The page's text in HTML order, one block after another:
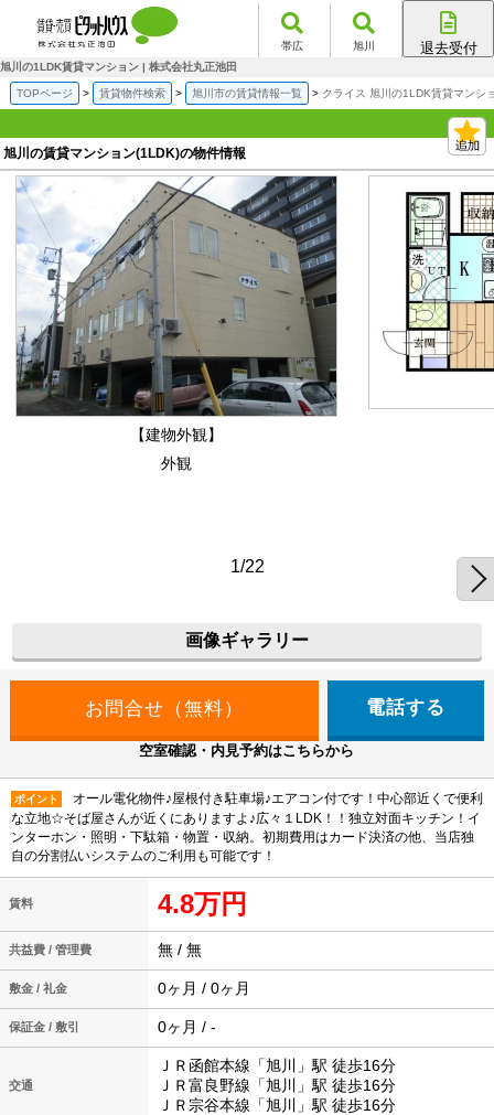
帯広 旭川 退去受付
旭川の1LDK賃貸マンション | 株式会社丸正池田
TOPページ 賃貸物件検索 旭川市の賃貸情報一覧 クライス 旭川の1LDK賃貸マンシ
旭川の賃貸マンション(1LDK)の物件情報
【建物外観】
外観
1/22
画像ギャラリー
電話する
空室確認・内見予約はこちらから
ポイント
オール電化物件♪屋根付き駐車場♪エアコン付です！中心部近くで便利
な立地☆そば屋さんが近くにありますよ♪広々１LDK！！独立対面キッチン！イ
ンターホン・照明・下駄箱・物置・収納。初期費用はカード決済の他、当店独
自の分割払いシステムのご利用も可能です！
賃料 4.8万円
共益費 / 管理費 無 / 無
敷金 / 礼金 0ヶ月 / 0ヶ月
保証金 / 敷引 0ヶ月 / -
交通
ＪＲ函館本線「旭川」駅 徒歩16分
ＪＲ富良野線「旭川」駅 徒歩16分
ＪＲ宗谷本線「旭川」駅 徒歩16分